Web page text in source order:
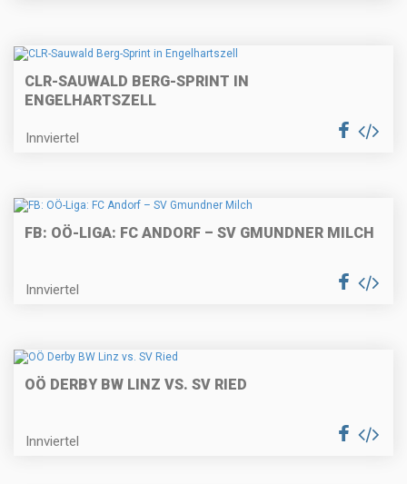
CLR-SAUWALD BERG-SPRINT IN
ENGELHARTSZELL
Innviertel
FB: OÖ-LIGA: FC ANDORF – SV GMUNDNER MILCH
Innviertel
OÖ DERBY BW LINZ VS. SV RIED
Innviertel